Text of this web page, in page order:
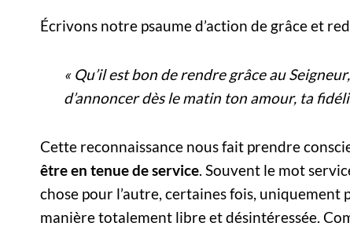
Écrivons notre psaume d’action de grâce et
« Qu’il est bon de rendre grâce au
d’annoncer dès le matin ton amour, ta
Cette reconnaissance nous fait prendre
être en tenue de service. Souvent le mot
chose pour l’autre, certaines fois,
manière totalement libre et désintéressée.